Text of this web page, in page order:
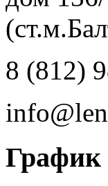
8 (812)
График